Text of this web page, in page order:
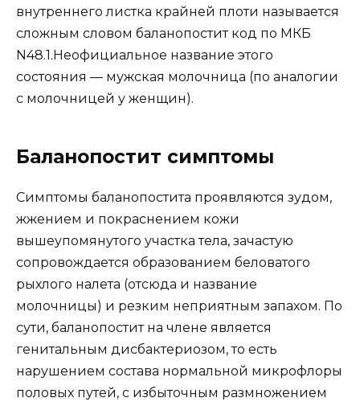
внутреннего листка крайней плоти называется
сложным словом баланопостит код по МКБ
N48.1.Неофициальное название этого
состояния — мужская молочница (по аналогии
с молочницей у женщин).
Баланопостит симптомы
Симптомы баланопостита проявляются зудом,
жжением и покраснением кожи
вышеупомянутого участка тела, зачастую
сопровождается образованием беловатого
рыхлого налета (отсюда и название
молочницы) и резким неприятным запахом. По
сути, баланопостит на члене является
генитальным дисбактериозом, то есть
нарушением состава нормальной микрофлоры
половых путей, с избыточным размножением